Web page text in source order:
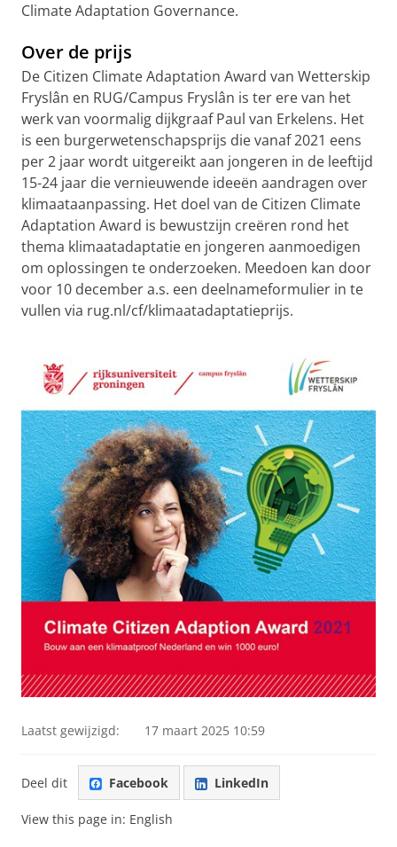
Climate Adaptation Governance.
Over de prijs
De Citizen Climate Adaptation Award van Wetterskip
Fryslân en RUG/Campus Fryslân is ter ere van het
werk van voormalig dijkgraaf Paul van Erkelens. Het
is een burgerwetenschapsprijs die vanaf 2021 eens
per 2 jaar wordt uitgereikt aan jongeren in de leeftijd
15-24 jaar die vernieuwende ideeën aandragen over
klimaataanpassing. Het doel van de Citizen Climate
Adaptation Award is bewustzijn creëren rond het
thema klimaatadaptatie en jongeren aanmoedigen
om oplossingen te onderzoeken. Meedoen kan door
voor 10 december a.s. een deelnameformulier in te
vullen via rug.nl/cf/klimaatadaptatieprijs.
Laatst gewijzigd: 17 maart 2025 10:59
Deel dit Facebook LinkedIn
View this page in: English